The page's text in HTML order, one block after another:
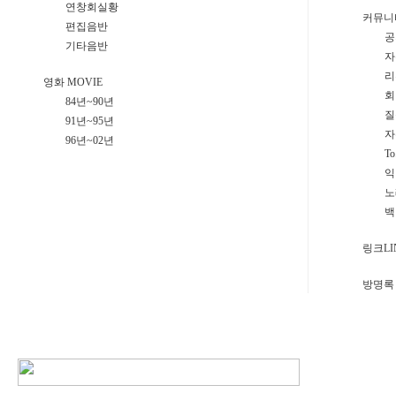
연창회실황
편집음반
기타음반
영화 MOVIE
84년~90년
91년~95년
96년~02년
커뮤
링크
방명